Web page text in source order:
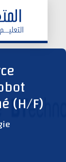
وظائف اليوم
ابحث عن وظيفة
(H/F)